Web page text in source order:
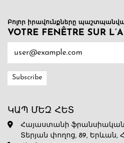
Բոլոր իրավունքները պաշտպանված
VOTRE FENÊTRE SUR
ԿԱՊ ՄԵԶ ՀԵՏ
Հայաստանի ֆրանսիական
Տերյան փողոց, 89,